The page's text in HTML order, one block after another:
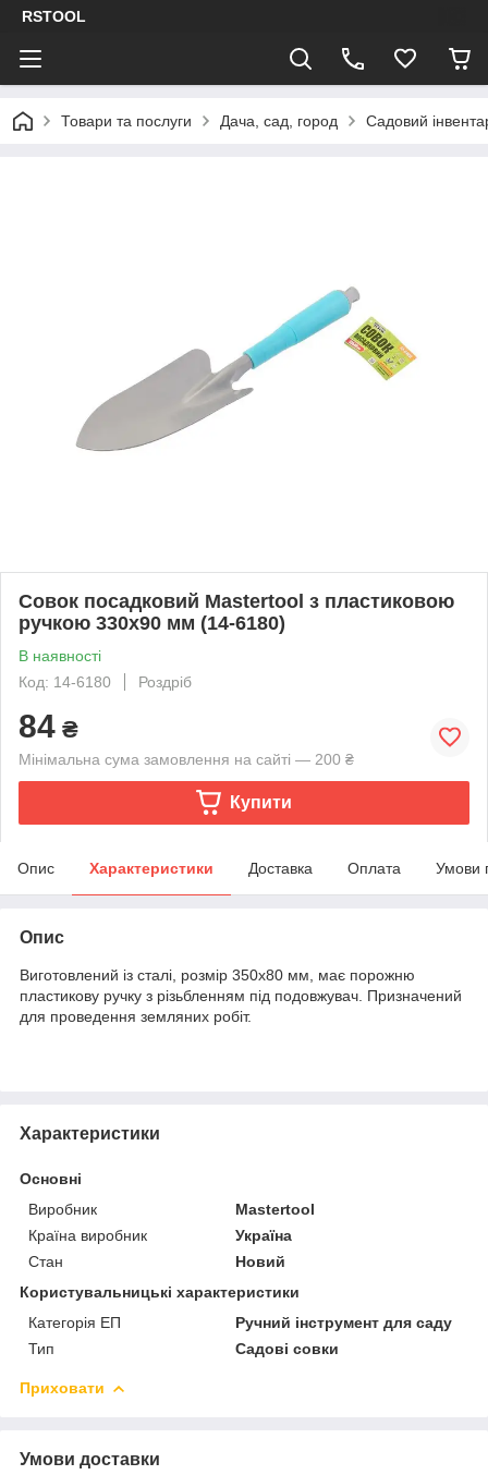
RSTOOL
Товари та послуги Дача, сад, город Садовий
Совок посадковий Mastertool з пластиковою
ручкою 330x90 мм (14-6180)
В наявності
Код: 14-6180
Роздріб
84 ₴
Мінімальна сума замовлення на сайті — 200 ₴
Купити
Опис Характеристики Доставка Оплата Умови
Опис
Виготовлений із сталі, розмір 350x80 мм, має порожню
пластикову ручку з різьбленням під подовжувач. Призначений
для проведення земляних робіт.
Характеристики
Основні
Виробник
Mastertool
Країна виробник
Україна
Стан
Новий
Користувальницькі характеристики
Категорія ЕП
Ручний інструмент для саду
Тип
Садові совки
Приховати
Умови доставки